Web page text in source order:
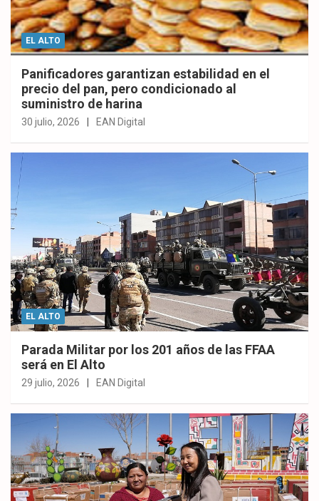
EL ALTO
Panificadores garantizan estabilidad en el
precio del pan, pero condicionado al
suministro de harina
30 julio, 2026 EAN Digital
EL ALTO
Parada Militar por los 201 años de las FFAA
será en El Alto
29 julio, 2026 EAN Digital